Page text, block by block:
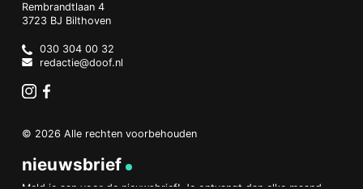
Doof.nl
work
Rembrandtlaan 4
3723 BJ Bilthoven
Netherlands
030 304 00 32
redactie@doof.nl
© 2026 Alle rechten voorbehouden
nieuwsbrief